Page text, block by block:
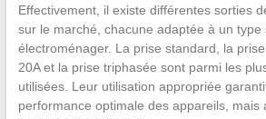
Effectivement, il existe différentes sorties
sur le marché, chacune adaptée à un type
électroménager. La prise standard, la
20A et la prise triphasée sont parmi les
utilisées. Leur utilisation appropriée
performance optimale des appareils, mais